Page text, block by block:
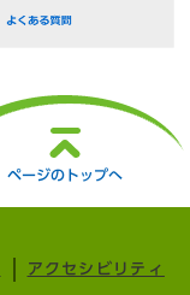
ページのトップへ
アクセシビリティ